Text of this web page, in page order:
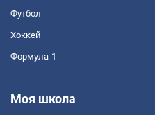
Футбол
Хоккей
Формула-1
Моя школа